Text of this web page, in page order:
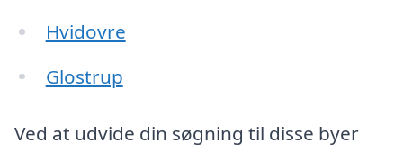
Hvidovre
Glostrup
Ved at udvide din søgning til disse byer